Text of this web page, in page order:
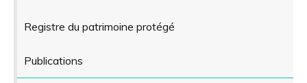
Registre du patrimoine protégé
Publications